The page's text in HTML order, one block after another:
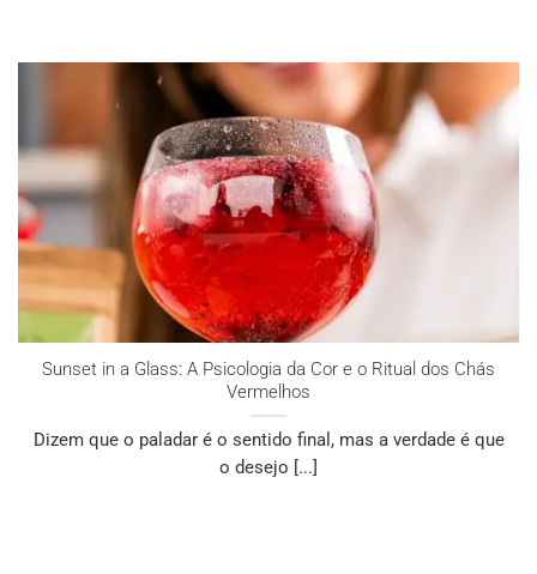
Sunset in a Glass: A Psicologia da Cor e o Ritual dos Chás
Vermelhos
Dizem que o paladar é o sentido final, mas a verdade é que
o desejo [...]